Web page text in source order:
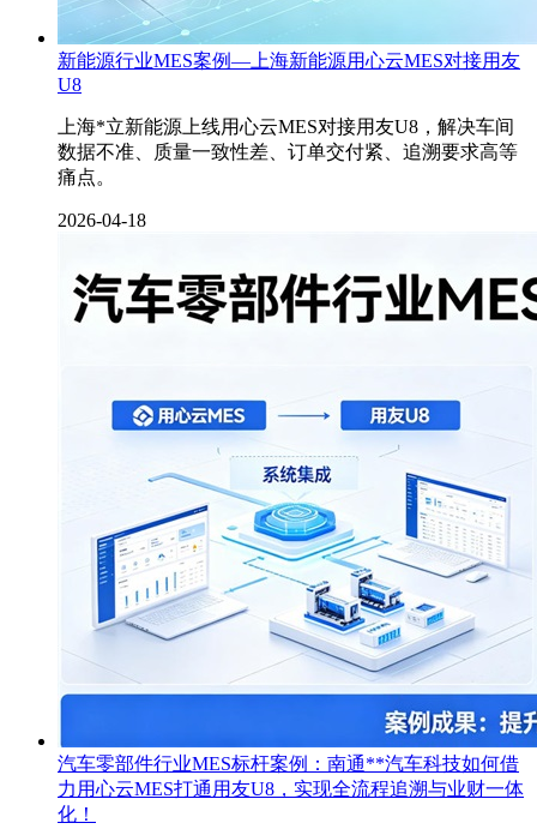
新能源行业MES案例—上海新能源用心云MES对接用友
U8
上海*立新能源上线用心云MES对接用友U8，解决车间
数据不准、质量一致性差、订单交付紧、追溯要求高等
痛点。
2026-04-18
汽车零部件行业MES标杆案例：南通**汽车科技如何借
力用心云MES打通用友U8，实现全流程追溯与业财一体
化！